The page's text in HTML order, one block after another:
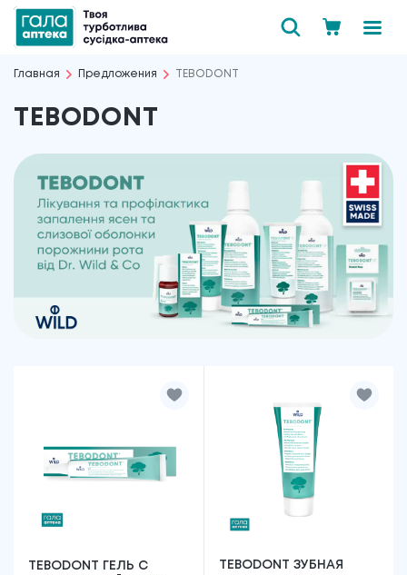
Главная Предложения TEBODONT
TEBODONT
TEBODONT ГЕЛЬ С
TEBODONT ЗУБНАЯ